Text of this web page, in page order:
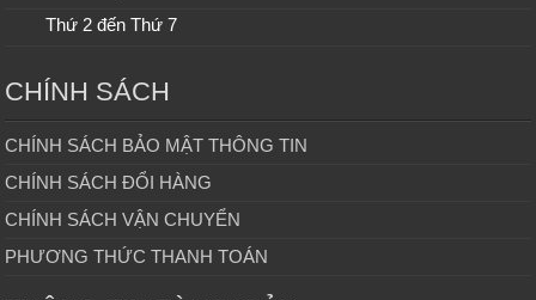
Thứ 2 đến Thứ 7
CHÍNH SÁCH
CHÍNH SÁCH BẢO MẬT THÔNG TIN
CHÍNH SÁCH ĐỔI HÀNG
CHÍNH SÁCH VẬN CHUYỂN
PHƯƠNG THỨC THANH TOÁN